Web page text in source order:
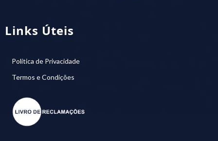
Links Úteis
Política de Privacidade
Termos e Condições